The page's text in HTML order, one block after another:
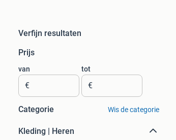
Verfijn resultaten
Prijs
van
€
tot
€
Categorie Wis de categorie
Kleding | Heren